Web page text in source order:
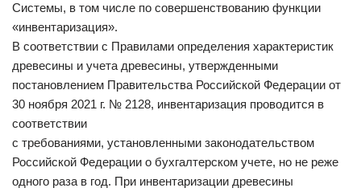
Системы, в том числе по совершенствованию функции
«инвентаризация».
В соответствии с Правилами определения характеристик
древесины и учета древесины, утвержденными
постановлением Правительства Российской Федерации от
30 ноября 2021 г. № 2128, инвентаризация проводится в
соответствии
с требованиями, установленными законодательством
Российской Федерации о бухгалтерском учете, но не реже
одного раза в год. При инвентаризации древесины